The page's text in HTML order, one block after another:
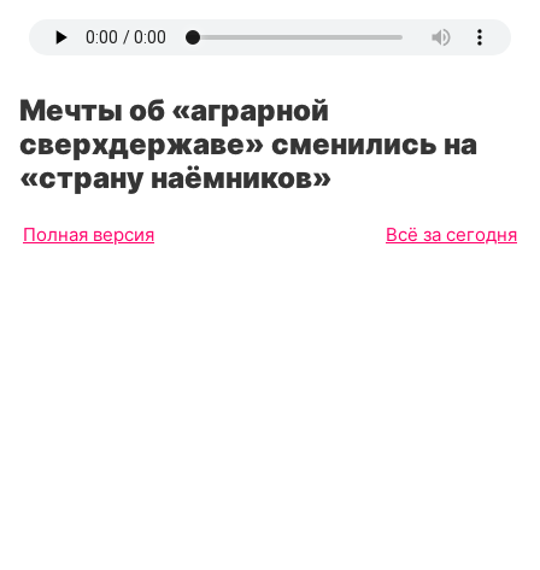
Мечты об «аграрной
сверхдержаве» сменились на
«страну наёмников»
Полная версия Всё за сегодня